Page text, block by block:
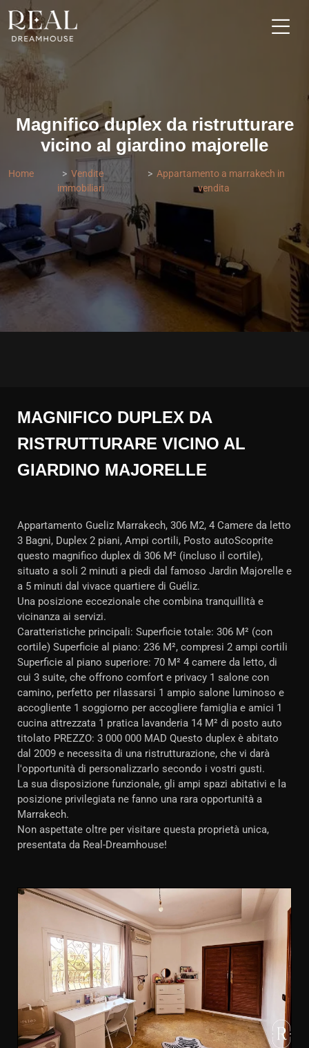
Magnifico duplex da ristrutturare
vicino al giardino majorelle
Home
Vendite
immobiliari
Appartamento a marrakech in
vendita
MAGNIFICO DUPLEX DA
RISTRUTTURARE VICINO AL
GIARDINO MAJORELLE
Appartamento Gueliz Marrakech, 306 M2, 4 Camere da letto
3 Bagni, Duplex 2 piani, Ampi cortili, Posto autoScoprite
questo magnifico duplex di 306 M² (incluso il cortile),
situato a soli 2 minuti a piedi dal famoso Jardin Majorelle e
a 5 minuti dal vivace quartiere di Guéliz.
Una posizione eccezionale che combina tranquillità e
vicinanza ai servizi.
Caratteristiche principali: Superficie totale: 306 M² (con
cortile) Superficie al piano: 236 M², compresi 2 ampi cortili
Superficie al piano superiore: 70 M² 4 camere da letto, di
cui 3 suite, che offrono comfort e privacy 1 salone con
camino, perfetto per rilassarsi 1 ampio salone luminoso e
accogliente 1 soggiorno per accogliere famiglia e amici 1
cucina attrezzata 1 pratica lavanderia 14 M² di posto auto
titolato PREZZO: 3 000 000 MAD Questo duplex è abitato
dal 2009 e necessita di una ristrutturazione, che vi darà
l'opportunità di personalizzarlo secondo i vostri gusti.
La sua disposizione funzionale, gli ampi spazi abitativi e la
posizione privilegiata ne fanno una rara opportunità a
Marrakech.
Non aspettate oltre per visitare questa proprietà unica,
presentata da Real-Dreamhouse!